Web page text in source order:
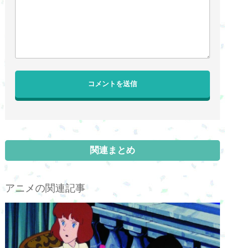
関連まとめ
アニメの関連記事